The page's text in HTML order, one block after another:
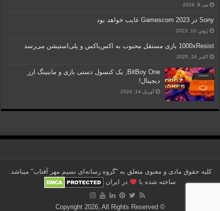
می 9, 2024
Sony در Gamescom 2023 غایب خواهد بود
ژوئن 10, 2023
1000xResist بازی مستقل محبوب به اکس‌باکس و پلی‌استیشن می‌رسد
اکتبر 16, 2025
BitBoy One, یک کنسول دستی بازی و ماینینگ ارز
دیجیتال!
آوریل 14, 2024
کلیه حقوق مادی و معنوی متعلق به "گروه رسانه‌ای نسیم مهر آفتاب" می‎باشد.
ساخته شده با
در ایران
© Copyright 2026, All Rights Reserved